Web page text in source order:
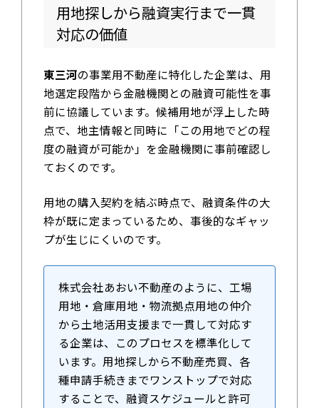
用地探しから融資実行まで一貫
対応の価値
東三河の事業用不動産に特化した企業は、用
地選定段階から金融機関との融資可能性を事
前に協議しています。候補用地が浮上した時
点で、地主情報と同時に「この用地でどの程
度の融資が可能か」を金融機関に事前確認し
ておくのです。
用地の購入契約を結ぶ時点で、融資条件の大
枠が既に定まっているため、事後的なギャッ
プが生じにくいのです。
株式会社あおい不動産のように、工場
用地・倉庫用地・物流拠点用地の仲介
から土地活用支援まで一貫して対応す
る企業は、このプロセスを標準化して
います。用地探しから不動産売買、各
種申請手続きまでワンストップで対応
することで、融資スケジュールと許可